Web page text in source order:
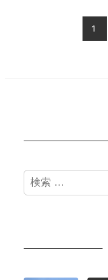
ー
ジ
1
検
索